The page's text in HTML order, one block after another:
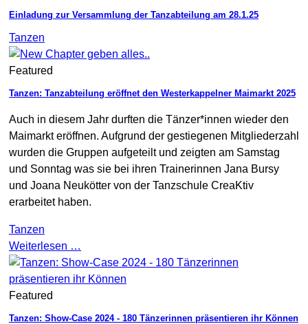
Einladung zur Versammlung der Tanzabteilung am 28.1.25
Tanzen
Featured
Tanzen: Tanzabteilung eröffnet den Westerkappelner Maimarkt 2025
Auch in diesem Jahr durften die Tänzer*innen wieder den
Maimarkt eröffnen. Aufgrund der gestiegenen Mitgliederzahl
wurden die Gruppen aufgeteilt und zeigten am Samstag
und Sonntag was sie bei ihren Trainerinnen Jana Bursy
und Joana Neukötter von der Tanzschule CreaKtiv
erarbeitet haben.
Tanzen
Weiterlesen …
Featured
Tanzen: Show-Case 2024 - 180 Tänzerinnen präsentieren ihr Können